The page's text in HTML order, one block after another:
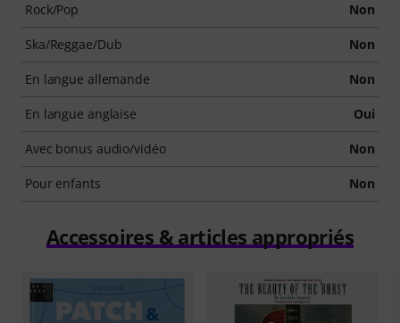
Rock/Pop Non
Ska/Reggae/Dub Non
En langue allemande Non
En langue anglaise Oui
Avec bonus audio/vidéo Non
Pour enfants Non
Accessoires & articles appropriés